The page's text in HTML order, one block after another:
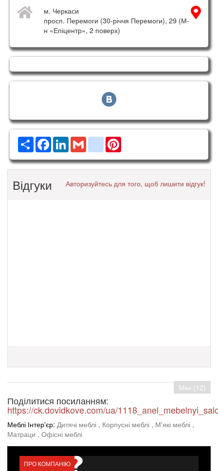
м. Черкаси
просп. Перемоги (30-річчя Перемоги), 29 (М-
н «Епіцентр», 2 поверх)
РесурсFacebook
LinkedInGmail google_bookmarks
Відгуки Авторизуйтесь для того, щоб лишити відгук!
Міні (12)
Поділитися посиланням:
https://ck.dovidkove.com/ua/
Меблі Інтер'єр: Дитячі меблі , Корпусні меблі , М'які меблі ,
Матраци , Офісні меблі
ПРО КОМПАНІЮ